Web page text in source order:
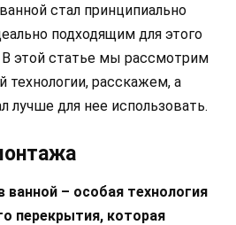
стал принципиально
подходящим для этого
этой статье мы рассмотрим
расскажем, а
лучше для нее использовать.
– особая технология
перекрытия, которая